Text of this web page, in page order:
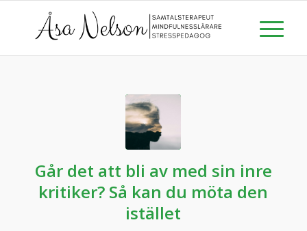
Går det att bli av med sin inre
kritiker? Så kan du möta den
istället